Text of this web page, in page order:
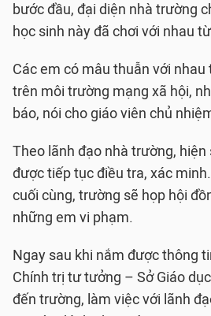
bước đầu, đại diện nhà trường
học sinh này đã chơi với nhau
Các em có mâu thuẫn với
trên môi trường mạng xã hội,
báo, nói cho giáo viên chủ
Theo lãnh đạo nhà trường, hiện
được tiếp tục điều tra, xác
cuối cùng, trường sẽ họp hội
những em vi phạm.
Ngay sau khi nắm được thông
Chính trị tư tưởng – Sở Giáo
đến trường, làm việc với lãnh